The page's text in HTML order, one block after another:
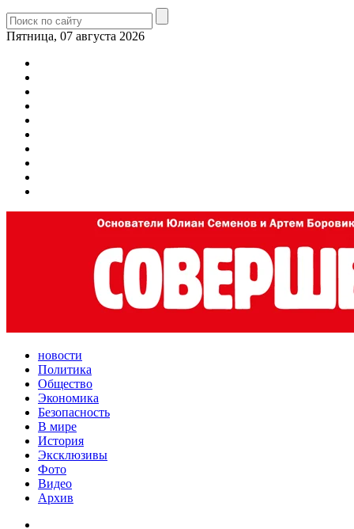
Пятница, 07 августа 2026
новости
Политика
Общество
Экономика
Безопасность
В мире
История
Эксклюзивы
Фото
Видео
Архив